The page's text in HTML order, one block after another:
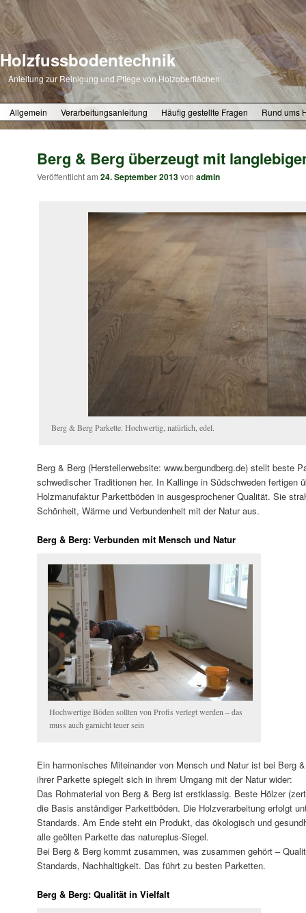
Holzfussbodentechnik
Anleitung zur Reinigung und Pflege von Holzoberflächen
Zum primären Inhalt springen
Zum sekundären Inhalt springen
Allgemein Verarbeitungsanleitung Häufig gestellte Fragen Rund ums
Berg & Berg überzeugt mit
Veröffentlicht am 24. September 2013von admin
Berg & Berg Parkette: Hochwertig, natürlich, edel.
Berg & Berg (Herstellerwebsite: www.bergundberg.de) stellt beste
schwedischer Traditionen her. In Kallinge in Südschweden fertigen
Holzmanufaktur Parkettböden in ausgesprochener Qualität. Sie
Schönheit, Wärme und Verbundenheit mit der Natur aus.
Berg & Berg: Verbunden mit Mensch und Natur
Hochwertige Böden sollten von Profis verlegt werden – das
muss auch garnicht teuer sein
Ein harmonisches Miteinander von Mensch und Natur ist bei Berg
ihrer Parkette spiegelt sich in ihrem Umgang mit der Natur wider:
Das Rohmaterial von Berg & Berg ist erstklassig. Beste Hölzer
die Basis anständiger Parkettböden. Die Holzverarbeitung erfolgt
Standards. Am Ende steht ein Produkt, das ökologisch und
alle geölten Parkette das natureplus-Siegel.
Bei Berg & Berg kommt zusammen, was zusammen gehört –
Standards, Nachhaltigkeit. Das führt zu besten Parketten.
Berg & Berg: Qualität in Vielfalt